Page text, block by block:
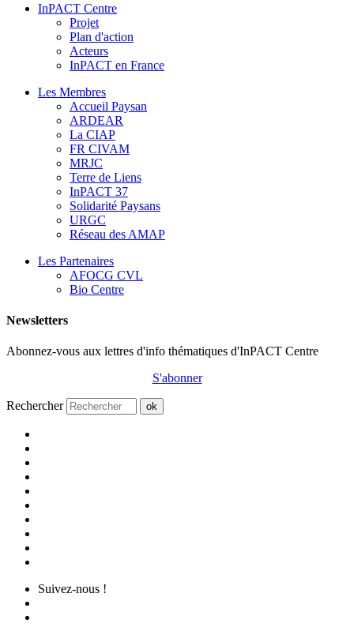
InPACT Centre
Projet
Plan d'action
Acteurs
InPACT en France
Les Membres
Accueil Paysan
ARDEAR
La CIAP
FR CIVAM
MRJC
Terre de Liens
InPACT 37
Solidarité Paysans
URGC
Réseau des AMAP
Les Partenaires
AFOCG CVL
Bio Centre
Newsletters
Abonnez-vous aux lettres d'info thématiques d'InPACT Centre
S'abonner
Rechercher ok
Suivez-nous !